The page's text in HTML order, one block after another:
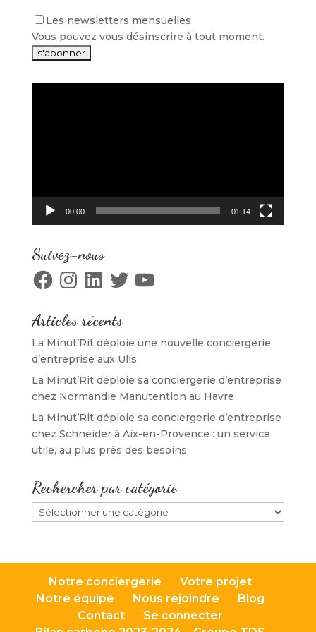
Les newsletters mensuelles
Vous pouvez vous désinscrire à tout moment.
00:00 01:14
Suivez-nous
FacebookInstagramLinkedInTwitterYouTube
Articles récents
La Minut’Rit déploie une nouvelle conciergerie
d’entreprise aux Ulis
La Minut’Rit déploie sa conciergerie d’entreprise
chez Normandie Manutention au Havre
La Minut’Rit déploie sa conciergerie d’entreprise
chez Schneider à Aix-en-Provence : un service
utile, au plus près des besoins
Rechercher par catégorie
Rechercher
par
Notre conciergerie
Votre projet
Notre équipe
Nous rejoindre
Blog
Contact
Se connecter